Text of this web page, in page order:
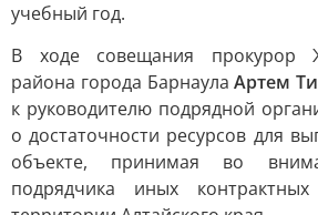
учебный год.
В ходе совещания прокурор
района города БарнаулаАртем
к руководителю подрядной
о достаточности ресурсов для
объекте, принимая во
подрядчика иных